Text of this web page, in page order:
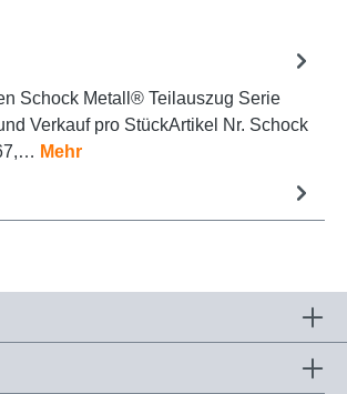
Schock Metall® Teilauszug Serie
Verkauf pro StückArtikel Nr. Schock
Mehr